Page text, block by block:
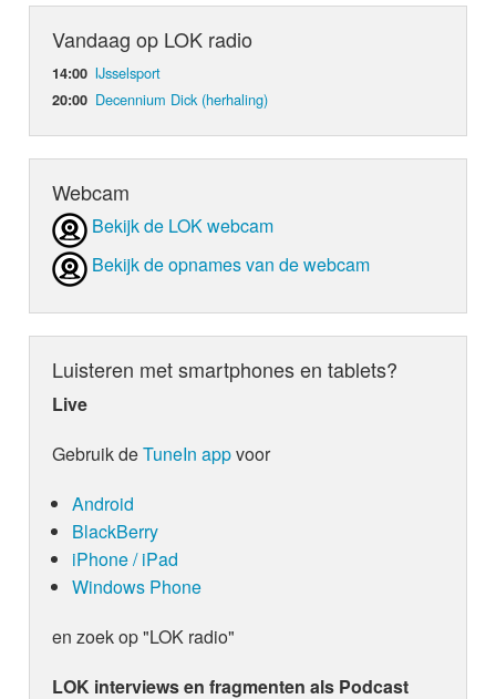
Vandaag op LOK radio
14:00 IJsselsport
20:00 Decennium Dick (herhaling)
Webcam
Bekijk de LOK webcam
Bekijk de opnames van de webcam
Luisteren met smartphones en tablets?
Live
Gebruik deTuneIn appvoor
Android
BlackBerry
iPhone / iPad
Windows Phone
en zoek op "LOK radio"
LOK interviews en fragmenten als Podcast